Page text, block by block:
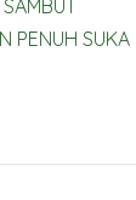
PENUH SUKA